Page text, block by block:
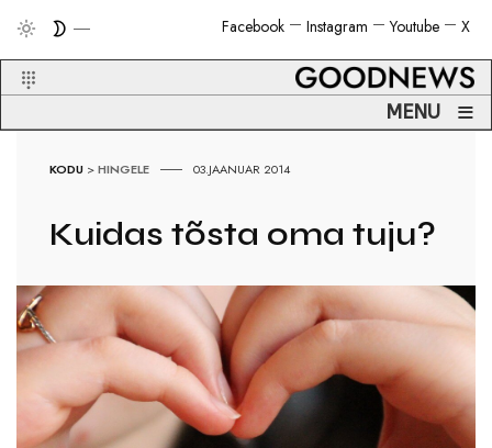
X
Youtube
Instagram
Facebook
MENU ≡
KODU >HINGELE 03.JAANUAR 2014
Kuidas tõsta oma tuju?